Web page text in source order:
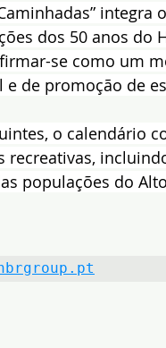
integra
dos 50 anos do
se como um
de promoção de
o calendário
recreativas,
populações do